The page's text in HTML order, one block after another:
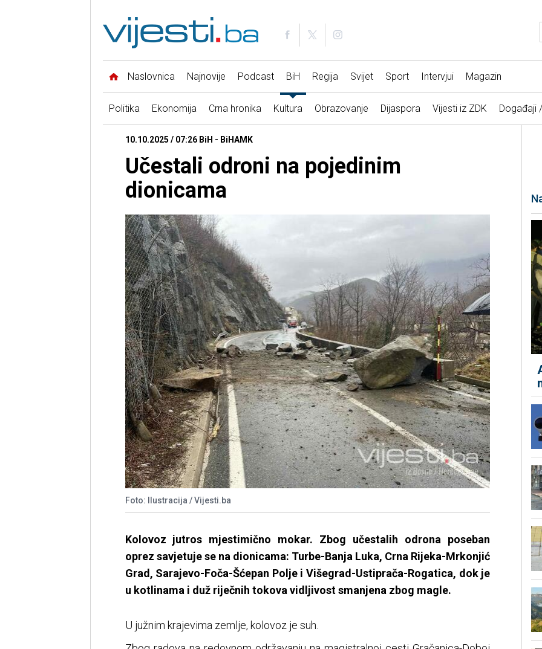
Naslovnica Najnovije Podcast BiH Regija Svijet Sport Intervjui Magazin
Politika Ekonomija Crna hronika Kultura Obrazovanje Dijaspora Vijesti iz ZDK Događaji
10.10.2025 / 07:26 BiH - BiHAMK
Učestali odroni na pojedinim
dionicama
Foto: Ilustracija / Vijesti.ba
Kolovoz jutros mjestimično mokar. Zbog učestalih odrona poseban
oprez savjetuje se na dionicama: Turbe-Banja Luka, Crna Rijeka-Mrkonjić
Grad, Sarajevo-Foča-Šćepan Polje i Višegrad-Ustiprača-Rogatica, dok je
u kotlinama i duž riječnih tokova vidljivost smanjena zbog magle.
U južnim krajevima zemlje, kolovoz je suh.